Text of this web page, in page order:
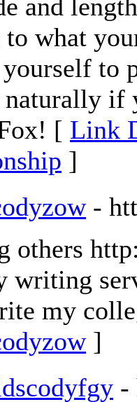
and
what
to
naturally if
[ Link
]
-
others
writing
my
]
-